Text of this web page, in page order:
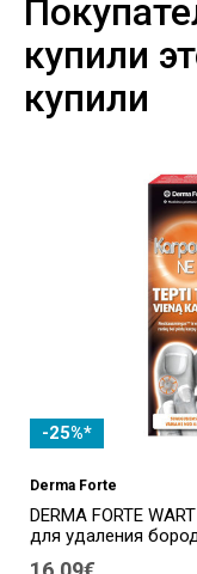
купили
купили
-25%*
Derma Forte
DERMA FORTE
для удаления